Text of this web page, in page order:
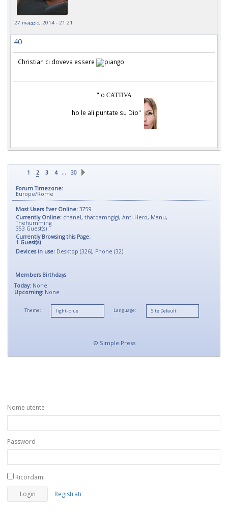
27 maggio, 2014 - 21:21
40
Christian ci doveva essere
"Io CATTIVA
ho le ali puntate su Dio"
1 2 3 4 … 30
Forum Timezone:
Europe/Rome
Most Users Ever Online: 3759
Currently Online: chanel, thatdamngigi, Anti-Hero, Manu,
Thehumming
353 Guest(s)
Currently Browsing this Page:
1 Guest(s)
Devices in use: Desktop (326), Phone (32)
Members Birthdays
Today: None
Upcoming: None
Theme: Language:
© Simple:Press
Nome utente
Password
Ricordami
Registrati